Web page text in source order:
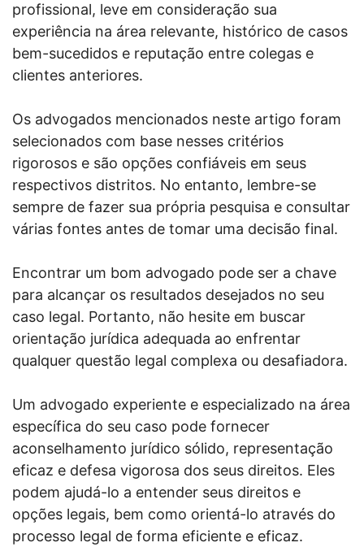
profissional, leve em consideração sua
experiência na área relevante, histórico de casos
bem-sucedidos e reputação entre colegas e
clientes anteriores.
Os advogados mencionados neste artigo foram
selecionados com base nesses critérios
rigorosos e são opções confiáveis ​​em seus
respectivos distritos. No entanto, lembre-se
sempre de fazer sua própria pesquisa e consultar
várias fontes antes de tomar uma decisão final.
Encontrar um bom advogado pode ser a chave
para alcançar os resultados desejados no seu
caso legal. Portanto, não hesite em buscar
orientação jurídica adequada ao enfrentar
qualquer questão legal complexa ou desafiadora.
Um advogado experiente e especializado na área
específica do seu caso pode fornecer
aconselhamento jurídico sólido, representação
eficaz e defesa vigorosa dos seus direitos. Eles
podem ajudá-lo a entender seus direitos e
opções legais, bem como orientá-lo através do
processo legal de forma eficiente e eficaz.